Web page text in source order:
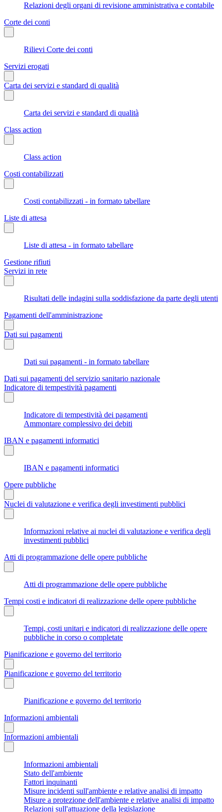
Relazioni degli organi di revisione amministrativa e contabile
Corte dei conti
Rilievi Corte dei conti
Servizi erogati
Carta dei servizi e standard di qualità
Carta dei servizi e standard di qualità
Class action
Class action
Costi contabilizzati
Costi contabilizzati - in formato tabellare
Liste di attesa
Liste di attesa - in formato tabellare
Gestione rifiuti
Servizi in rete
Risultati delle indagini sulla soddisfazione da parte degli utenti
Pagamenti dell'amministrazione
Dati sui pagamenti
Dati sui pagamenti - in formato tabellare
Dati sui pagamenti del servizio sanitario nazionale
Indicatore di tempestività pagamenti
Indicatore di tempestività dei pagamenti
Ammontare complessivo dei debiti
IBAN e pagamenti informatici
IBAN e pagamenti informatici
Opere pubbliche
Nuclei di valutazione e verifica degli investimenti pubblici
Informazioni relative ai nuclei di valutazione e verifica degli
investimenti pubblici
Atti di programmazione delle opere pubbliche
Atti di programmazione delle opere pubbliche
Tempi costi e indicatori di realizzazione delle opere pubbliche
Tempi, costi unitari e indicatori di realizzazione delle opere
pubbliche in corso o completate
Pianificazione e governo del territorio
Pianificazione e governo del territorio
Pianificazione e governo del territorio
Informazioni ambientali
Informazioni ambientali
Informazioni ambientali
Stato dell'ambiente
Fattori inquinanti
Misure incidenti sull'ambiente e relative analisi di impatto
Misure a protezione dell'ambiente e relative analisi di impatto
Relazioni sull'attuazione della legislazione